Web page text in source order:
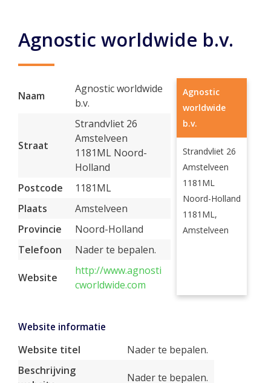
Agnostic worldwide b.v.
Naam
Agnostic worldwide
b.v.
Straat
Strandvliet 26
Amstelveen
1181ML Noord-
Holland
Postcode
1181ML
Plaats
Amstelveen
Provincie
Noord-Holland
Telefoon
Nader te bepalen.
Website
http://www.agnosti
cworldwide.com
Agnostic
worldwide
b.v.
Strandvliet 26
Amstelveen
1181ML
Noord-Holland
1181ML,
Amstelveen
Website informatie
Website titel
Nader te bepalen.
Beschrijving
Nader te bepalen.